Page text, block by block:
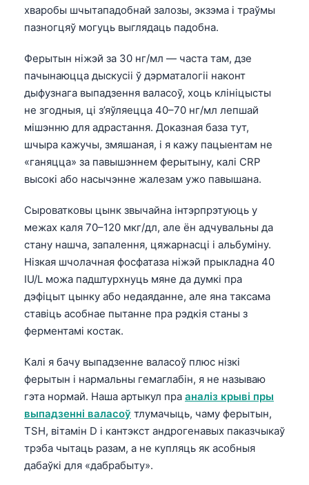
хваробы шчытападобнай залозы, экзэма і траўмы
пазногцяў могуць выглядаць падобна.
Ферытын ніжэй за 30 нг/мл — часта там, дзе
пачынаюцца дыскусіі ў дэрматалогіі наконт
дыфузнага выпадзення валасоў, хоць клініцысты
не згодныя, ці з’яўляецца 40–70 нг/мл лепшай
мішэнню для адрастання. Доказная база тут,
шчыра кажучы, змяшаная, і я кажу пацыентам не
«ганяцца» за павышэннем ферытыну, калі CRP
высокі або насычэнне жалезам ужо павышана.
Сыроватковы цынк звычайна інтэрпрэтуюць у
межах каля 70–120 мкг/дл, але ён адчувальны да
стану нашча, запалення, цяжарнасці і альбуміну.
Нізкая шчолачная фосфатаза ніжэй прыкладна 40
IU/L можа падштурхнуць мяне да думкі пра
дэфіцыт цынку або недаяданне, але яна таксама
ставіць асобнае пытанне пра рэдкія станы з
ферментамі костак.
Калі я бачу выпадзенне валасоў плюс нізкі
ферытын і нармальны гемаглабін, я не называю
гэта нормай. Наша артыкул пра аналіз крыві пры
выпадзенні валасоў тлумачыць, чаму ферытын,
TSH, вітамін D і кантэкст андрогенавых паказчыкаў
трэба чытаць разам, а не купляць як асобныя
дабаўкі для «дабрабыту».